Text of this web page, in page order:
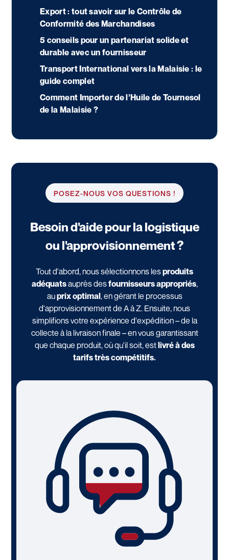
Export : tout savoir sur le Contrôle de
Conformité des Marchandises
5 conseils pour un partenariat solide et
durable avec un fournisseur
Transport International vers la Malaisie : le
guide complet
Comment Importer de l’Huile de Tournesol
de la Malaisie ?
POSEZ-NOUS VOS QUESTIONS !
Besoin d'aide pour la logistique
ou l'approvisionnement ?
Tout d'abord, nous sélectionnons lesproduits
adéquatsauprès desfournisseurs appropriés,
auprix optimal, en gérant le processus
d'approvisionnement de A à Z. Ensuite, nous
simplifions votre expérience d'expédition – de la
collecte à la livraison finale – en vous garantissant
que chaque produit, où qu'il soit, estlivré à des
tarifs très compétitifs.